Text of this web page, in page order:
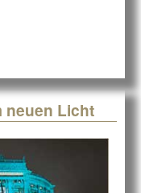
neuen Licht